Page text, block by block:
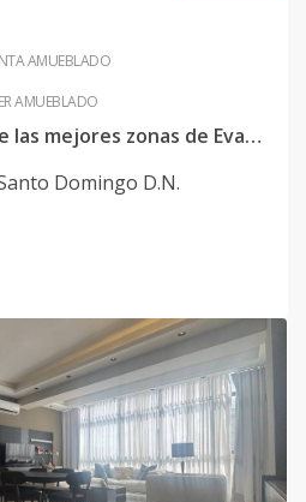
AMUEBLADO
AMUEBLADO
Penthouse en una de las mejores zonas de Evaristo Morales
Domingo D.N.